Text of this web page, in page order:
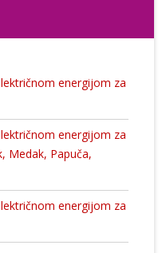
energijom za
energijom za
Medak, Papuča,
energijom za